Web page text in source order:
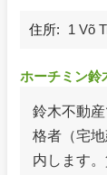
住所: 1 Võ
ホーチミン鈴
鈴木不動
格者（宅
内します